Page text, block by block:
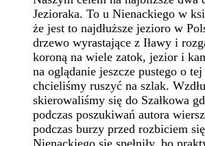
Jezioraka. To u Nienackiego w
że jest to najdłuższe jezioro w
drzewo wyrastające z Iławy i
koroną na wiele zatok, jezior i
na oglądanie jeszcze pustego o
chcieliśmy ruszyć na szlak.
skierowaliśmy się do Szałkowa
podczas poszukiwań autora
podczas burzy przed rozbiciem
Nienackiego się spełniły, bo